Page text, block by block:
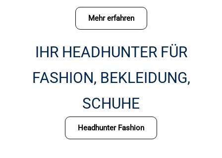
Mehr erfahren
IHR HEADHUNTER FÜR
FASHION, BEKLEIDUNG,
SCHUHE
Headhunter Fashion